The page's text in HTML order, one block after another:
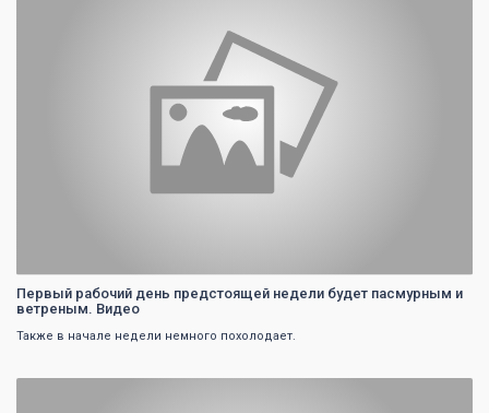
Первый рабочий день предстоящей недели будет пасмурным и
ветреным. Видео
Также в начале недели немного похолодает.